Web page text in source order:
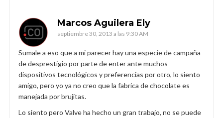
Marcos Aguilera Ely
septiembre 30, 2013 a las 9:30 AM
Sumale a eso que a mi parecer hay una especie de campaña
de desprestigio por parte de enter ante muchos
dispositivos tecnológicos y preferencias por otro, lo siento
amigo, pero yo ya no creo que la fabrica de chocolate es
manejada por brujitas.
Lo siento pero Valve ha hecho un gran trabajo, no se puede